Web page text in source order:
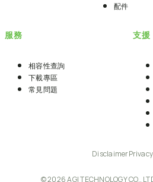
配件
服務
相容性查詢
下載專區
常見問題
支援
Disclaimer
© 2026 AGI TECHNOLOGY CO.,